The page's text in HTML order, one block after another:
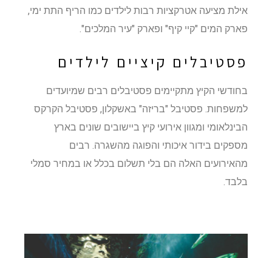
אילת מציעה אטרקציות רבות לילדים כמו הריף התת ימי,
פארק המים "קיי קיף" ופארק "עיר המלכים".
פסטיבלים קיציים לילדים
בחודשי הקיץ מתקיימים פסטיבלים רבים שמיועדים
למשפחות. פסטיבל "בריזה" באשקלון, פסטיבל הקרקס
הבינלאומי ומגוון אירועי קיץ ביישובים שונים בארץ
מספקים בידור איכותי והפוגה מהשגרה. רבים
מהאירועים האלה הם בלי תשלום בכלל או במחיר סמלי
בלבד.